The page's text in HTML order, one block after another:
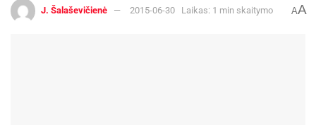
J. Šalaševičienė 2015-06-30 Laikas: 1 min skaitymo AA